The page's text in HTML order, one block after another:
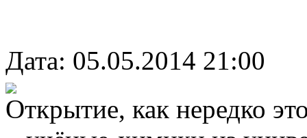
Дата: 05.05.2014 21:00
Открытие, как нередко